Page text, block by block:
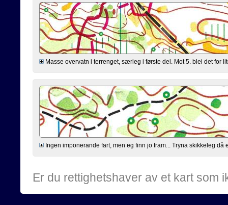
Masse overvatn i terrenget, særleg i første del. Mot 5. blei det for
Ingen imponerande fart, men eg finn jo fram... Tryna skikkeleg
Er du rettighetshaver av et kart